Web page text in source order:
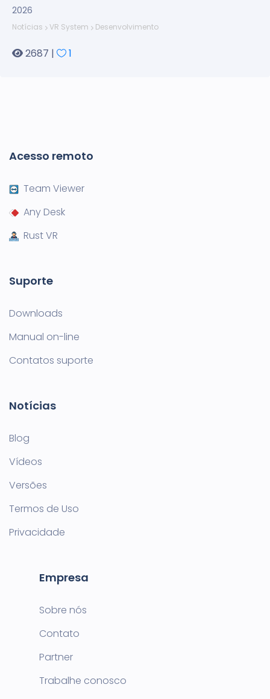
2026
Notícias VR System Desenvolvimento
2687 | 1
Acesso remoto
Team Viewer
Any Desk
Rust VR
Suporte
Downloads
Manual on-line
Contatos suporte
Notícias
Blog
Vídeos
Versões
Termos de Uso
Privacidade
Empresa
Sobre nós
Contato
Partner
Trabalhe conosco